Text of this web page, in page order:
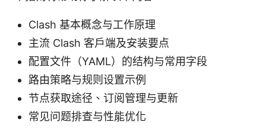
Clash 基本概念与工作原理
主流 Clash 客户端及安装要点
配置文件（YAML）的结构与常用字段
路由策略与规则设置示例
节点获取途径、订阅管理与更新
常见问题排查与性能优化